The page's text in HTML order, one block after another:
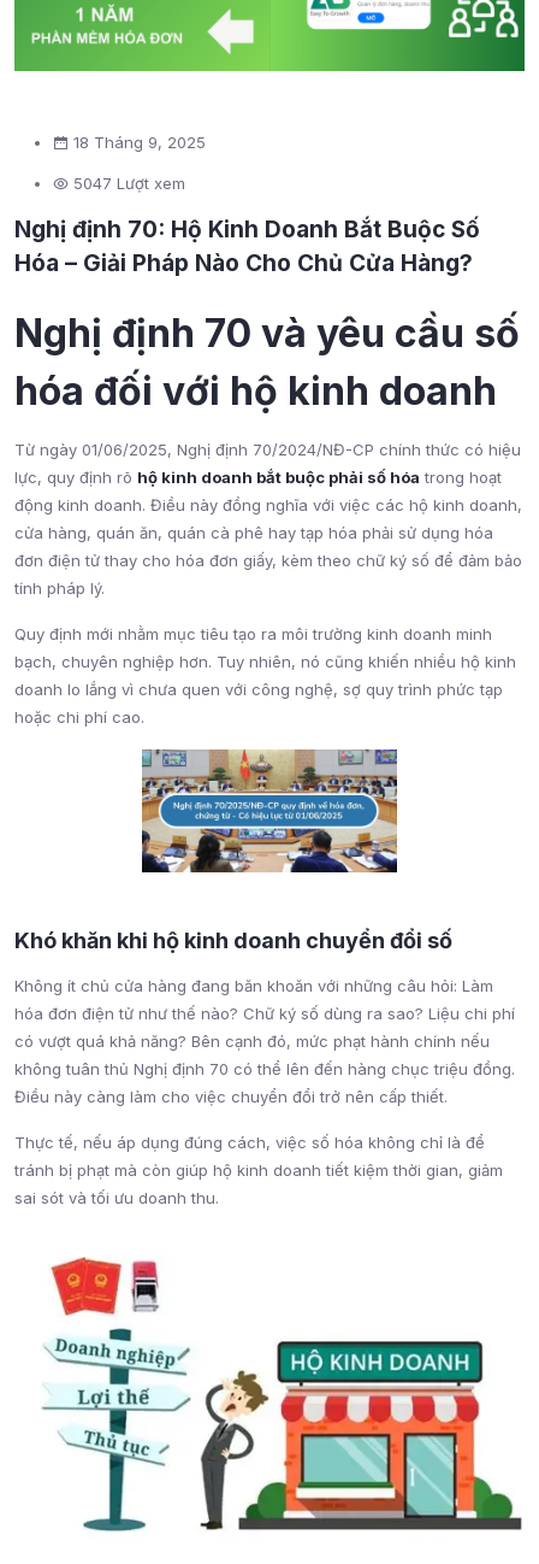
18 Tháng 9, 2025
5047 Lượt xem
Nghị định 70: Hộ Kinh Doanh Bắt Buộc Số
Hóa – Giải Pháp Nào Cho Chủ Cửa Hàng?
Nghị định 70 và yêu cầu số
hóa đối với hộ kinh doanh
Từ ngày 01/06/2025, Nghị định 70/2024/NĐ-CP chính thức có hiệu
lực, quy định rõ hộ kinh doanh bắt buộc phải số hóa trong hoạt
động kinh doanh. Điều này đồng nghĩa với việc các hộ kinh doanh,
cửa hàng, quán ăn, quán cà phê hay tạp hóa phải sử dụng hóa
đơn điện tử thay cho hóa đơn giấy, kèm theo chữ ký số để đảm bảo
tính pháp lý.
Quy định mới nhằm mục tiêu tạo ra môi trường kinh doanh minh
bạch, chuyên nghiệp hơn. Tuy nhiên, nó cũng khiến nhiều hộ kinh
doanh lo lắng vì chưa quen với công nghệ, sợ quy trình phức tạp
hoặc chi phí cao.
Khó khăn khi hộ kinh doanh chuyển đổi số
Không ít chủ cửa hàng đang băn khoăn với những câu hỏi: Làm
hóa đơn điện tử như thế nào? Chữ ký số dùng ra sao? Liệu chi phí
có vượt quá khả năng? Bên cạnh đó, mức phạt hành chính nếu
không tuân thủ Nghị định 70 có thể lên đến hàng chục triệu đồng.
Điều này càng làm cho việc chuyển đổi trở nên cấp thiết.
Thực tế, nếu áp dụng đúng cách, việc số hóa không chỉ là để
tránh bị phạt mà còn giúp hộ kinh doanh tiết kiệm thời gian, giảm
sai sót và tối ưu doanh thu.